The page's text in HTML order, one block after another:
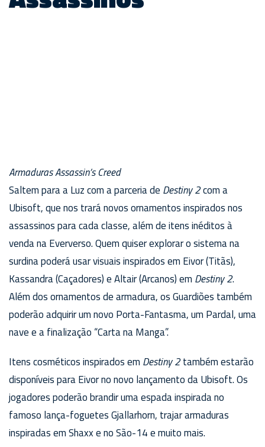
Armaduras Assassin’s Creed
Saltem para a Luz com a parceria de Destiny 2com a
Ubisoft, que nos trará novos ornamentos inspirados nos
assassinos para cada classe, além de itens inéditos à
venda na Eververso. Quem quiser explorar o sistema na
surdina poderá usar visuais inspirados em Eivor (Titãs),
Kassandra (Caçadores) e Altair (Arcanos) em Destiny 2.
Além dos ornamentos de armadura, os Guardiões também
poderão adquirir um novo Porta-Fantasma, um Pardal, uma
nave e a finalização “Carta na Manga”.
Itens cosméticos inspirados em Destiny 2também estarão
disponíveis para Eivor no novo lançamento da Ubisoft. Os
jogadores poderão brandir uma espada inspirada no
famoso lança-foguetes Gjallarhorn, trajar armaduras
inspiradas em Shaxx e no São-14 e muito mais.